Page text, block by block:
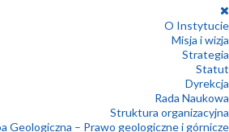
O Instytucie
Misja i wizja
Strategia
Statut
Dyrekcja
Rada Naukowa
Struktura organizacyjna
Geologiczna – Prawo geologiczne i górnicze